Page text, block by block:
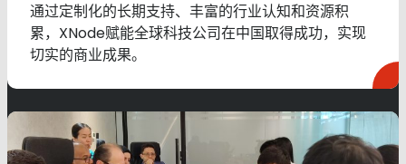
通过定制化的长期支持、丰富的行业认知和资源积
累，XNode赋能全球科技公司在中国取得成功，实现
切实的商业成果。